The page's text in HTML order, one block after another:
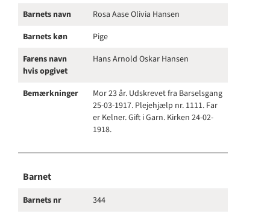
Barnets navn
Rosa Aase Olivia Hansen
Barnets køn
Pige
Farens navn
hvis opgivet
Hans Arnold Oskar Hansen
Bemærkninger
Mor 23 år. Udskrevet fra Barselsgang
25-03-1917. Plejehjælp nr. 1111. Far
er Kelner. Gift i Garn. Kirken 24-02-
1918.
Barnet
Barnets nr
344